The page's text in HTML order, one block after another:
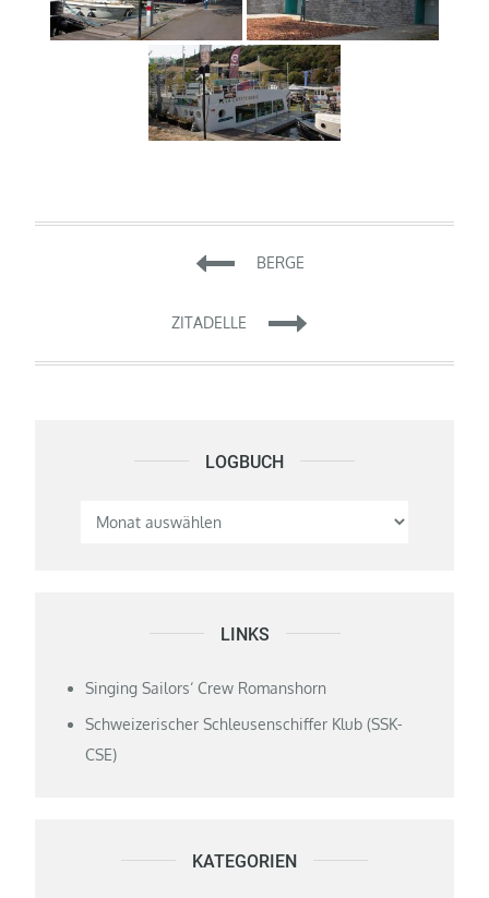
Beitragsnavigation
BERGE
ZITADELLE
LOGBUCH Logbuch
LINKS
Singing Sailors‘ Crew Romanshorn
Schweizerischer Schleusenschiffer Klub (SSK-
CSE)
KATEGORIEN